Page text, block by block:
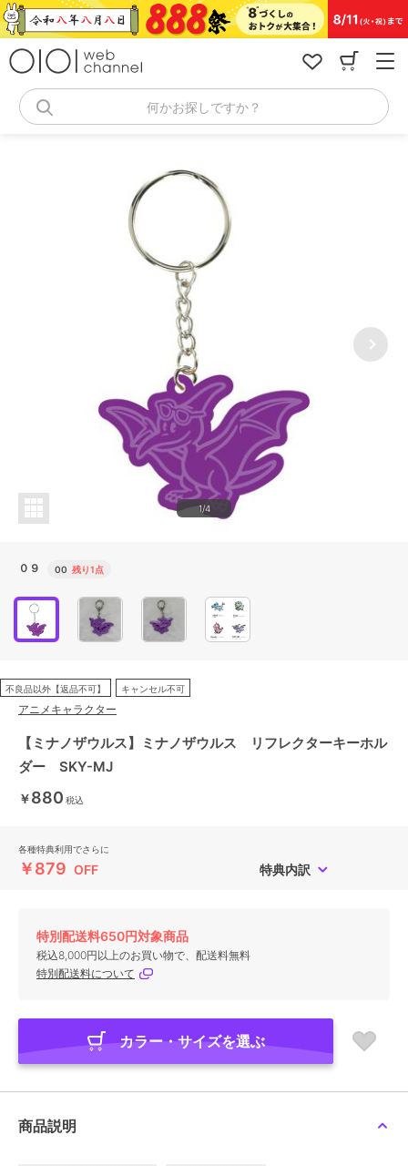
コ
ン
何かお探しですか？
1/4
０９ 00 残り1点
不良品以外【返品不可】 キャンセル不可
アニメキャラクター
【ミナノザウルス】ミナノザウルス リフレクターキーホル
ダー SKY-MJ
￥880 税込
各種特典利用でさらに
￥879 OFF 特典内訳
特別配送料650円対象商品
税込8,000円以上のお買い物で、配送料無料
特別配送料について
カラー・サイズを選ぶ
商品説明